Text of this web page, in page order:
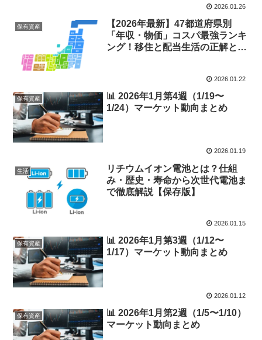
2026.01.26
保有資産
【2026年最新】47都道府県別
「年収・物価」コスパ最強ランキ
ング！移住と配当生活の正解と
2026.01.22
保有資産
📊 2026年1月第4週（1/19〜
1/24）マーケット動向まとめ
2026.01.19
生活
リチウムイオン電池とは？仕組
み・歴史・寿命から次世代電池ま
で徹底解説【保存版】
2026.01.15
保有資産
📊 2026年1月第3週（1/12〜
1/17）マーケット動向まとめ
2026.01.12
保有資産
📊 2026年1月第2週（1/5〜1/10）
マーケット動向まとめ